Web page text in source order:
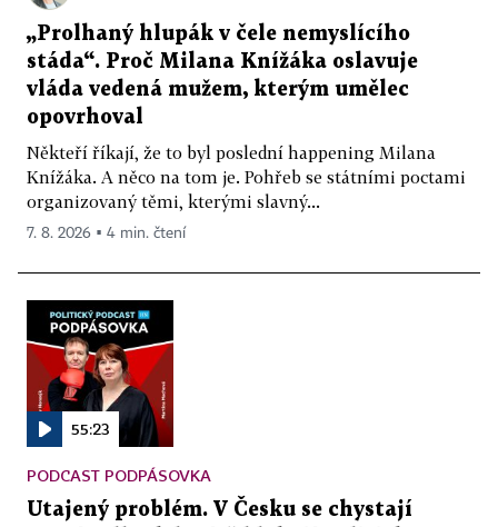
„Prolhaný hlupák v čele nemyslícího
stáda“. Proč Milana Knížáka oslavuje
vláda vedená mužem, kterým umělec
opovrhoval
Někteří říkají, že to byl poslední happening Milana
Knížáka. A něco na tom je. Pohřeb se státními poctami
organizovaný těmi, kterými slavný...
7. 8. 2026 ▪ 4 min. čtení
55:23
PODCAST PODPÁSOVKA
Utajený problém. V Česku se chystají